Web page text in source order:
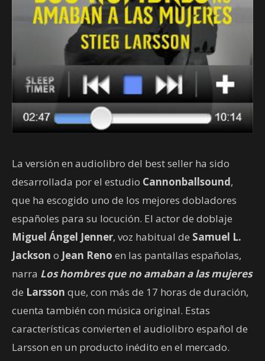
La versión en audiolibro del best seller ha sido
desarrollada por el estudio Cannonballsound,
que ha escogido uno de los mejores dobladores
españoles para su locución. El actor de doblaje
Miguel Ángel Jenner, voz habitual de Samuel L.
Jackson o Jean Reno en las pantallas españolas,
narra Los hombres que no amaban a las mujeres
de Larsson que, con más de 17 horas de duración,
cuenta también con música original. Estas
características convierten el audiolibro español de
Larsson en un producto inédito en el mercado.